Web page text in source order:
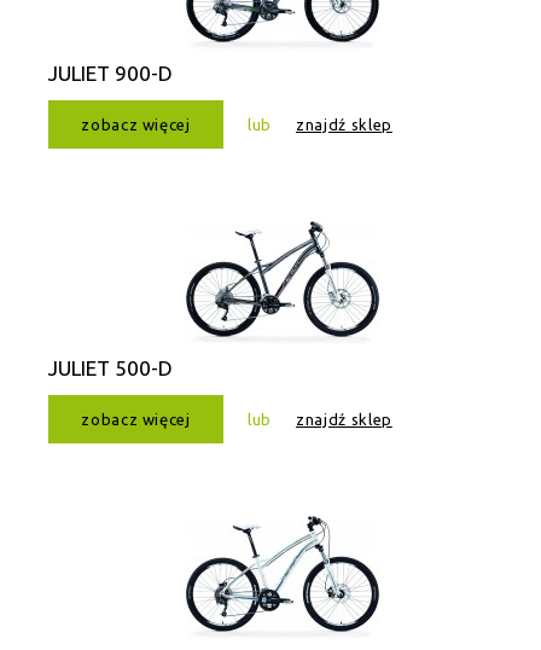
JULIET 900-D
zobacz więcej lub znajdź sklep
JULIET 500-D
zobacz więcej lub znajdź sklep